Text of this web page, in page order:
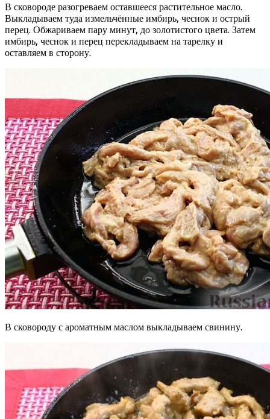
В сковороде разогреваем оставшееся растительное масло.
Выкладываем туда измельчённые имбирь, чеснок и острый
перец. Обжариваем пару минут, до золотистого цвета. Затем
имбирь, чеснок и перец перекладываем на тарелку и
оставляем в сторону.
В сковороду с ароматным маслом выкладываем свинину.